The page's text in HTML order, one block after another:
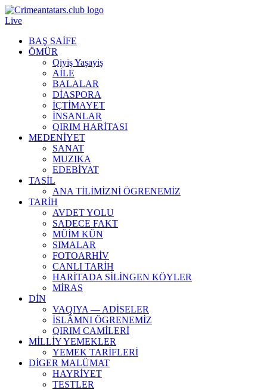
Live
BAŞ SAİFE
ÖMÜR
Qiyiş Yaşayiş
AİLE
BALALAR
DİASPORA
İÇTİMAYET
İNSANLAR
QIRIM HARİTASI
MEDENİYET
SANAT
MUZIKA
EDEBİYAT
TASİL
ANA TİLİMİZNİ ÖGRENEMİZ
TARİH
AVDET YOLU
SADECE FAKT
MÜİM KÜN
SIMАLAR
FOTOARHİV
CANLI TARİH
HARİTADA SİLİNGEN KÖYLER
MİRAS
DİN
VAQIYA — ADİSELER
İSLÂMNI ÖGRENEMİZ
QIRIM CAMİLERİ
MİLLİY YEMEKLER
YEMEK TARİFLERİ
DİGER MALÜMAT
HAYRİYET
TESTLER